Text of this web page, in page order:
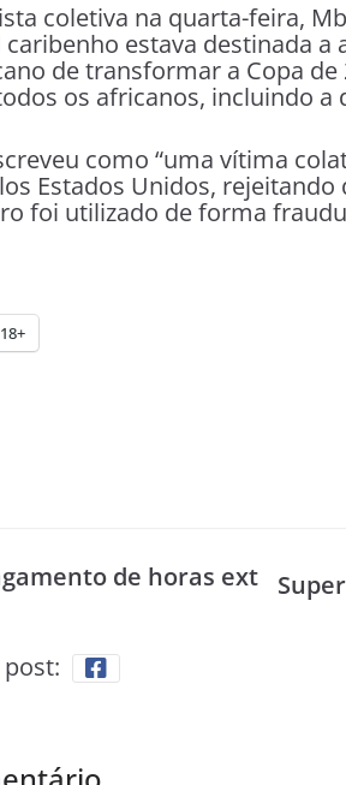
coletiva na quarta-feira,
estava destinada a
de transformar a Copa
os africanos, incluindo a
como “uma vítima
Estados Unidos,
foi utilizado de forma
18+
de horas ext